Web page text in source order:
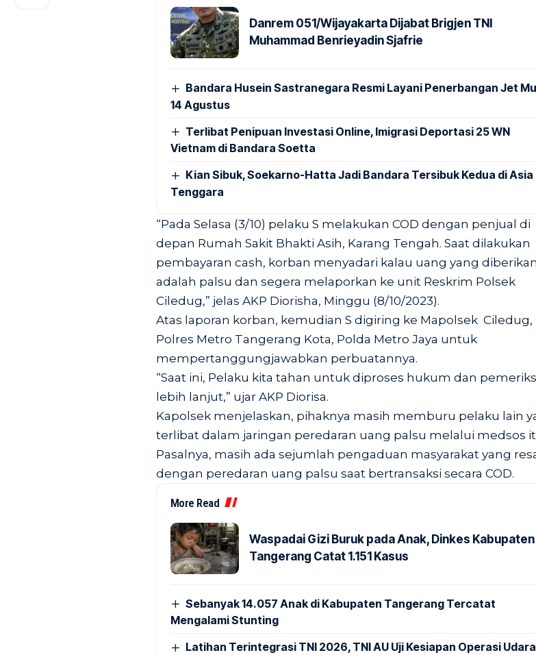
Danrem 051/Wijayakarta Dijabat Brigjen TNI
Muhammad Benrieyadin Sjafrie
Bandara Husein Sastranegara Resmi Layani Penerbangan Jet
14 Agustus
Terlibat Penipuan Investasi Online, Imigrasi Deportasi 25 WN
Vietnam di Bandara Soetta
Kian Sibuk, Soekarno-Hatta Jadi Bandara Tersibuk Kedua di Asia
Tenggara
“Pada Selasa (3/10) pelaku S melakukan COD dengan penjual di
depan Rumah Sakit Bhakti Asih, Karang Tengah. Saat dilakukan
pembayaran cash, korban menyadari kalau uang yang diberikan
adalah palsu dan segera melaporkan ke unit Reskrim Polsek
Ciledug,” jelas AKP Diorisha, Minggu (8/10/2023).
Atas laporan korban, kemudian S digiring ke Mapolsek Ciledug,
Polres Metro Tangerang Kota, Polda Metro Jaya untuk
mempertanggungjawabkan perbuatannya.
“Saat ini, Pelaku kita tahan untuk diproses hukum dan
lebih lanjut,” ujar AKP Diorisa.
Kapolsek menjelaskan, pihaknya masih memburu pelaku lain
terlibat dalam jaringan peredaran uang palsu melalui medsos
Pasalnya, masih ada sejumlah pengaduan masyarakat yang
dengan peredaran uang palsu saat bertransaksi secara COD.
More Read
Waspadai Gizi Buruk pada Anak, Dinkes Kabupaten
Tangerang Catat 1.151 Kasus
Sebanyak 14.057 Anak di Kabupaten Tangerang Tercatat
Mengalami Stunting
Latihan Terintegrasi TNI 2026, TNI AU Uji Kesiapan Operasi Udara